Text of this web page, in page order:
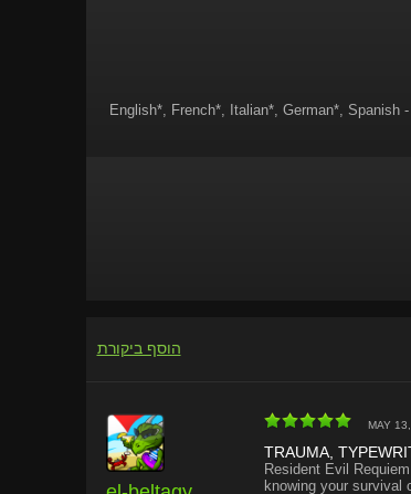
English*, French*, Italian*, German*, Spanish
הוסף ביקורת
MAY
TRAUMA,
Resident Evil
knowing your survival